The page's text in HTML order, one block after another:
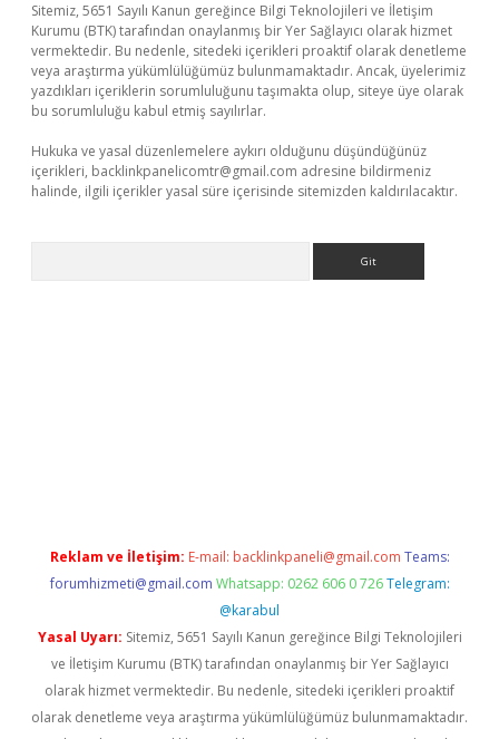
Sitemiz, 5651 Sayılı Kanun gereğince Bilgi Teknolojileri ve İletişim
Kurumu (BTK) tarafından onaylanmış bir Yer Sağlayıcı olarak hizmet
vermektedir. Bu nedenle, sitedeki içerikleri proaktif olarak denetleme
veya araştırma yükümlülüğümüz bulunmamaktadır. Ancak, üyelerimiz
yazdıkları içeriklerin sorumluluğunu taşımakta olup, siteye üye olarak
bu sorumluluğu kabul etmiş sayılırlar.
Hukuka ve yasal düzenlemelere aykırı olduğunu düşündüğünüz
içerikleri, backlinkpanelicomtr@gmail.com adresine bildirmeniz
halinde, ilgili içerikler yasal süre içerisinde sitemizden kaldırılacaktır.
Reklam ve İletişim: E-mail: backlinkpaneli@gmail.com Teams:
forumhizmeti@gmail.com Whatsapp: 0262 606 0 726 Telegram:
@karabul
Yasal Uyarı: Sitemiz, 5651 Sayılı Kanun gereğince Bilgi Teknolojileri
ve İletişim Kurumu (BTK) tarafından onaylanmış bir Yer Sağlayıcı
olarak hizmet vermektedir. Bu nedenle, sitedeki içerikleri proaktif
olarak denetleme veya araştırma yükümlülüğümüz bulunmamaktadır.